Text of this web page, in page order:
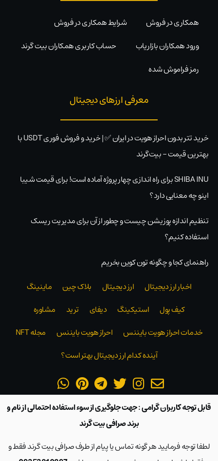
همکاری در فروش
شرایط همکاری در فروش
ورود همکاران بازاریاب
حساب کاربری همکاران بیت گرند
رمز فراموش شده
معرفی ارزهای دیجیتال
خرید تتر بدون احراز هویت در ایران ✅ | خرید و فروش فوری USDT با
بهترین قیمت – بیت‌گرند
SHIBA INU برای راه اندازی چهار پروژه آماده است! برای قیمت شیبا
اینو چه معنایی دارد؟
تنظیم اندازه پوزیشن چیست و چطور از آن برای مدیریت ریسک
استفاده کنیم؟
راهنمای کجا و چگونه تون کوین بخریم
اخبار ارز دیجیتال
ارز دیجیتال بلاک‌ چین
ماینینگ
کیف پول
استیکینگ دیفای ترید
مشاوره
خدمات احراز هویت بایننس
احراز هویت بایننس
مجله NFT
آینده کدام ارز دیجیتال بهتر است؟
قابل توجه کاربران گرامی : جهت جلوگیری از سوء استفاده احتمالی از نام و
برند صرافی بیت گرند
لطفا توجه فرمایید هر گونه تماس یا پیام از طرف صرافی بیت گرند فقط و